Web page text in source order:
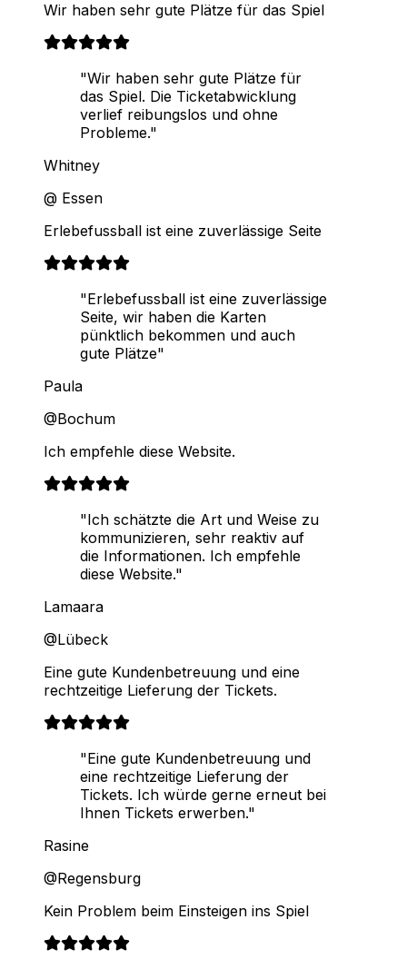
Wir haben sehr gute Plätze für das Spiel
"Wir haben sehr gute Plätze für
das Spiel. Die Ticketabwicklung
verlief reibungslos und ohne
Probleme."
Whitney
@ Essen
Erlebefussball ist eine zuverlässige Seite
"Erlebefussball ist eine zuverlässige
Seite, wir haben die Karten
pünktlich bekommen und auch
gute Plätze"
Paula
@Bochum
Ich empfehle diese Website.
"Ich schätzte die Art und Weise zu
kommunizieren, sehr reaktiv auf
die Informationen. Ich empfehle
diese Website."
Lamaara
@Lübeck
Eine gute Kundenbetreuung und eine
rechtzeitige Lieferung der Tickets.
"Eine gute Kundenbetreuung und
eine rechtzeitige Lieferung der
Tickets. Ich würde gerne erneut bei
Ihnen Tickets erwerben."
Rasine
@Regensburg
Kein Problem beim Einsteigen ins Spiel